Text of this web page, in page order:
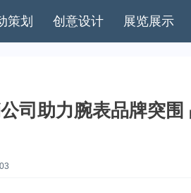
策划 创意设计 展览展示
司助力腕表品牌突